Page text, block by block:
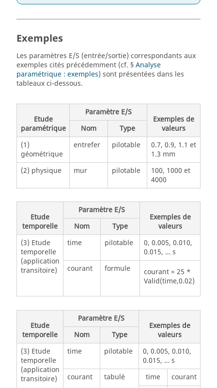
Exemples
Les paramètres E/S (entrée/sortie) correspondants aux
exemples cités précédemment (cf. §Analyse
paramétrique : exemples) sont présentées dans les
tableaux ci-dessous.
Etude
paramétrique
Paramètre E/S
Exemples de
valeurs
Nom
Type
(1)
géométrique
entrefer pilotable
0.7, 0.9, 1.1 et
1.3 mm
(2) physique
mur pilotable
100, 1000 et
4000
Etude
temporelle
Paramètre E/S
Exemples de
valeurs
Nom
Type
(3) Etude
temporelle
(application
transitoire)
time pilotable
0, 0.005, 0.010,
0.015, … s
courant
formule
courant = 25 *
Valid(time,0.02)
Etude
temporelle
Paramètre E/S
Exemples de
valeurs
Nom
Type
(3) Etude
temporelle
(application
transitoire)
time pilotable
0, 0.005, 0.010,
0.015, … s
courant
tabulé time courant